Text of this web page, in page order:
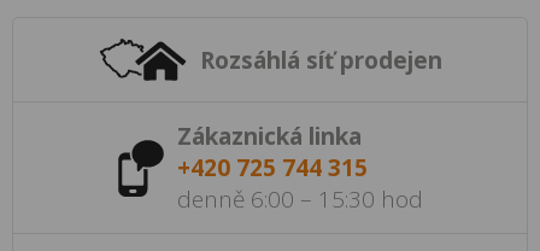
Rozsáhlá síť prodejen
Zákaznická linka
+420 725 744 315
denně 6:00 – 15:30 hod